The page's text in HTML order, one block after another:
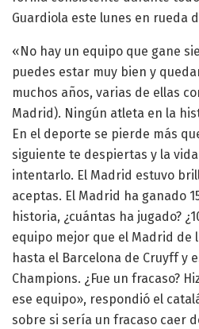
Guardiola este lunes en rueda
«No hay un equipo que gane
puedes estar muy bien y
muchos años, varias de ellas
Madrid). Ningún atleta en la
En el deporte se pierde más
siguiente te despiertas y la
intentarlo. El Madrid estuvo
aceptas. El Madrid ha ganado
historia, ¿cuántas ha jugado?
equipo mejor que el Madrid de
hasta el Barcelona de Cruyff y
Champions. ¿Fue un fracaso?
ese equipo», respondió el
sobre si sería un fracaso caer